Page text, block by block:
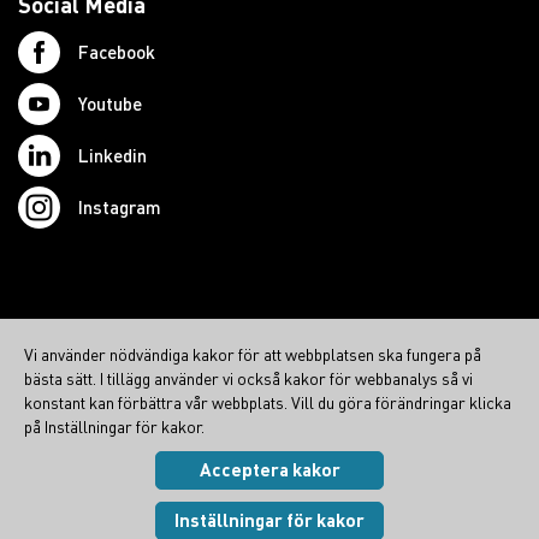
Facebook
Youtube
Linkedin
Instagram
northcom.no
northcom.dk
northcom.fi
Cookies
Visa inställningar
Vi använder nödvändiga kakor för att webbplatsen ska fungera på
bästa sätt. I tillägg använder vi också kakor för webbanalys så vi
konstant kan förbättra vår webbplats. Vill du göra förändringar klicka
på Inställningar för kakor.
Acceptera kakor
Inställningar för kakor